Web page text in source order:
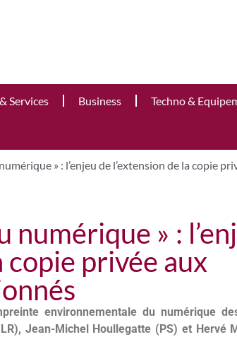
Services Business Techno &
» : l’enjeu de l’extension de la copie
numérique » :
copie privée aux
environnementale du numérique
Jean-Michel Houllegatte (PS) et Hervé